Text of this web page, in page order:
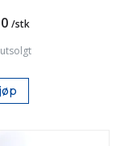
/stk